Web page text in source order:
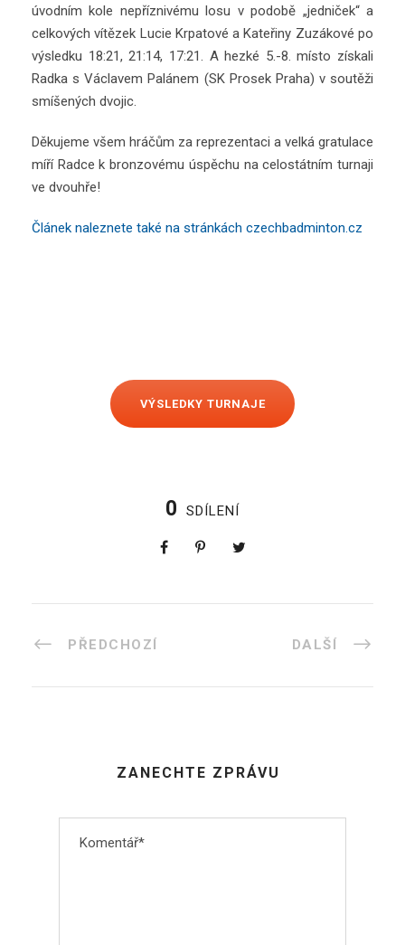
úvodním kole nepříznivému losu v podobě „jedniček“ a
celkových vítězek Lucie Krpatové a Kateřiny Zuzákové po
výsledku 18:21, 21:14, 17:21. A hezké 5.-8. místo získali
Radka s Václavem Palánem (SK Prosek Praha) v soutěži
smíšených dvojic.
Děkujeme všem hráčům za reprezentaci a velká gratulace
míří Radce k bronzovému úspěchu na celostátním turnaji
ve dvouhře!
Článek naleznete také na stránkách czechbadminton.cz
VÝSLEDKY TURNAJE
0 SDÍLENÍ
PŘEDCHOZÍ DALŠÍ
ZANECHTE ZPRÁVU